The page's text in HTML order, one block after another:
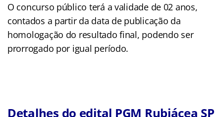
O concurso público terá a validade de 02 anos,
contados a partir da data de publicação da
homologação do resultado final, podendo ser
prorrogado por igual período.
Detalhes do edital PGM Rubiácea SP